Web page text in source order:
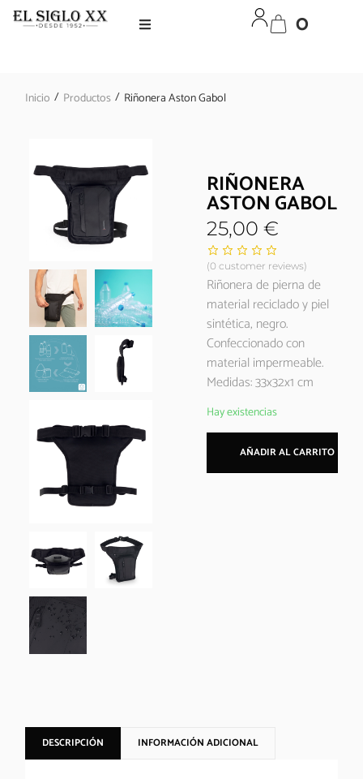
0
Inicio / Productos / Riñonera Aston Gabol
RIÑONERA
ASTON GABOL
25,00€
(0 customer reviews)
Riñonera de pierna de
material reciclado y piel
sintética, negro.
Confeccionado con
material impermeable.
Medidas: 33x32x1 cm
Hay existencias
AÑADIR AL CARRITO
DESCRIPCIÓN INFORMACIÓN ADICIONAL